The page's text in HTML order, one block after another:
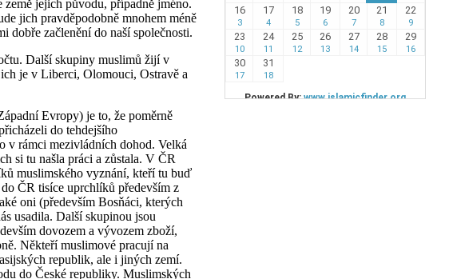
země jejich původu, případně jméno.
jich pravděpodobně mnohem méně
dobře začlenění do naší společnosti.
Další skupiny muslimů žijí v
je v Liberci, Olomouci, Ostravě a
Evropy) je to, že poměrně
do tehdejšího
v rámci mezivládních dohod. Velká
si tu našla práci a zůstala. V ČR
muslimského vyznání, kteří tu buď
ČR tisíce uprchlíků především z
oni (především Bosňáci, kterých
usadila. Další skupinou jsou
dovozem a vývozem zboží,
Někteří muslimové pracují na
republik, ale i jiných zemí.
do České republiky. Muslimských